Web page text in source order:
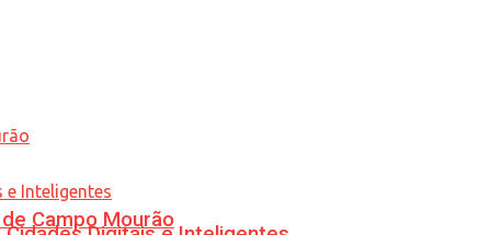
Campo Mourão